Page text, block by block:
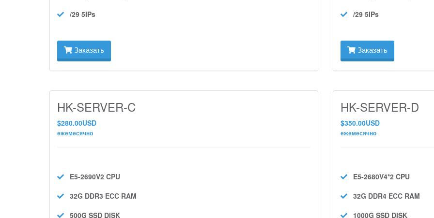
/29 5IPs
Заказать
/29 5IPs
Заказать
HK-SERVER-C
$280.00USD
ежемесячно
E5-2690V2 CPU
32G DDR3 ECC RAM
500G SSD DISK
HK-SERVER-D
$350.00USD
ежемесячно
E5-2680V4*2 CPU
32G DDR4 ECC RAM
1000G SSD DISK